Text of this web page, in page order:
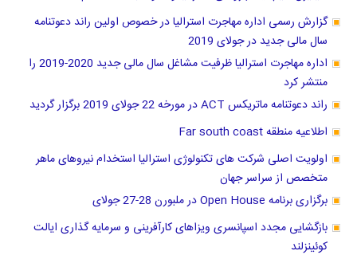
گزارش رسمی اداره مهاجرت استرالیا در خصوص اولین راند دعوتنامه
سال مالی جدید در جولای 2019
اداره مهاجرت استرالیا ظرفیت مشاغل سال مالی جدید 2020-2019 را
منتشر کرد
راند دعوتنامه ماتریکس ACT در مورخه 22 جولای 2019 برگزار گردید
اطلاعیه منطقه Far south coast
اولویت اصلی شرکت های تکنولوژی استرالیا استخدام نیروهای ماهر
متخصص از سراسر جهان
برگزاری برنامه Open House در ملبورن 28-27 جولای
بازگشایی مجدد اسپانسری ویزاهای کارآفرینی و سرمایه گذاری ایالت
کوئینزلند